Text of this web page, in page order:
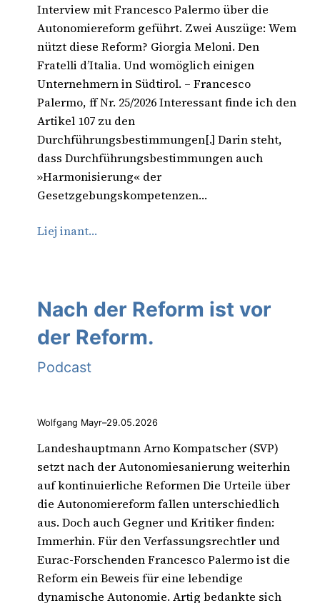
Interview mit Francesco Palermo über die
Autonomiereform geführt. Zwei Auszüge: Wem
nützt diese Reform? Giorgia Meloni. Den
Fratelli d’Italia. Und womöglich einigen
Unternehmern in Südtirol. – Francesco
Palermo, ff Nr. 25/2026 Interessant finde ich den
Artikel 107 zu den
Durchführungsbestimmungen[.] Darin steht,
dass Durchführungsbestimmungen auch
»Harmonisierung« der
Gesetzgebungskompetenzen…
Liej inant…
Nach der Reform ist vor
der Reform.
Podcast
Wolfgang Mayr–29.05.2026
Landeshauptmann Arno Kompatscher (SVP)
setzt nach der Autonomiesanierung weiterhin
auf kontinuierliche Reformen Die Urteile über
die Autonomiereform fallen unterschiedlich
aus. Doch auch Gegner und Kritiker finden:
Immerhin. Für den Verfassungsrechtler und
Eurac-Forschenden Francesco Palermo ist die
Reform ein Beweis für eine lebendige
dynamische Autonomie. Artig bedankte sich